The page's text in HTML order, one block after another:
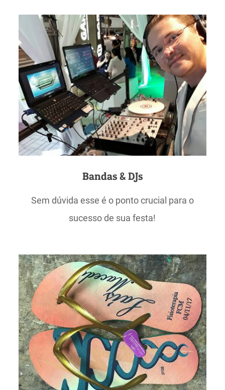
Bandas & DJs
Sem dúvida esse é o ponto crucial para o
sucesso de sua festa!